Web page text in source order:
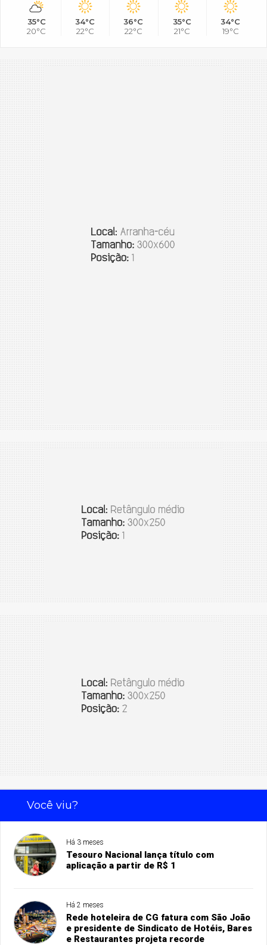
35°C
20°C
34°C
22°C
36°C
22°C
35°C
21°C
34°C
19°C
Você viu?
Há 3 meses
Tesouro Nacional lança título com
aplicação a partir de R$ 1
Há 2 meses
Rede hoteleira de CG fatura com São João
e presidente de Sindicato de Hotéis, Bares
e Restaurantes projeta recorde